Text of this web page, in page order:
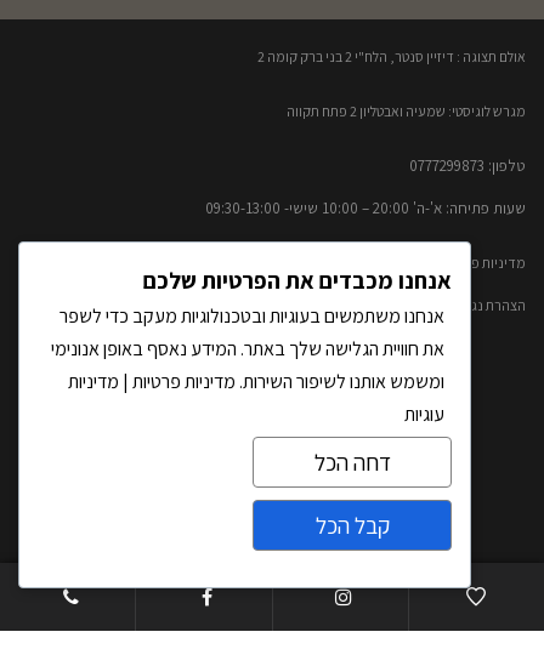
אולם תצוגה : דיזיין סנטר, הלח"י 2 בני ברק קומה 2​
מגרש לוגיסטי: שמעיה ואבטליון 2 פתח תקווה
טלפון: 0777299873​
שעות פתיחה: א'-ה' 20:00 – 10:00​​ שישי- 09:30-13:00
מדיניות פרטיות ותנאי שימוש
הצהרת נגישות
ראשי
קטלוג אבנים טבעיות
פרויקטים
אדריכלים ומעצבי פנים
ATO – פסיפס אבן טבעית
אנחנו מכבדים את הפרטיות שלכם
אנחנו משתמשים בעוגיות ובטכנולוגיות מעקב כדי לשפר
את חוויית הגלישה שלך באתר. המידע נאסף באופן אנונימי
ומשמש אותנו לשיפור השירות. מדיניות פרטיות | מדיניות
עוגיות
דחה הכל
קבל הכל